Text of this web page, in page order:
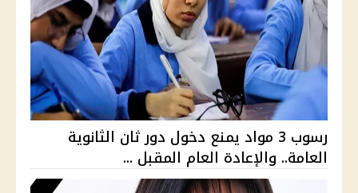
رسوب 3 مواد يمنع دخول دور ثان الثانوية
العامة.. والإعادة العام المقبل ...